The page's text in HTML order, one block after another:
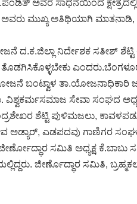
ಅವರ ಸಾಧನೆಯಿಂದ
ಮುಖ್ಯ ಅತಿಥಿಯಾಗಿ ಮಾತನಾಡಿ,
ದ.ಕ.ಜಿಲ್ಲಾ ನಿರ್ದೇಶಕ ಸತೀಶ್
ಬಂಟ್ವಾಳ
ವಿಶ್ವಕರ್ಮಸಮಾಜ ಸೇವಾ ಸಂಘದ
ಶೆಟ್ಟಿ ಪುಳಿಮಜಲು,
ಅಡ್ಯಾರ್, ಎಡಪದವು ಗಾಣಿಗರ
ಸಮಿತಿ ಅಧ್ಯಕ್ಷ ಕೆ.ಬಾಬು
ಜೀರ್ಣೊದ್ಧಾರ ಸಮಿತಿ,